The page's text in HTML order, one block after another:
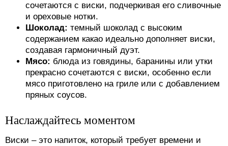
сочетаются с виски, подчеркивая его сливочные
и ореховые нотки.
Шоколад: темный шоколад с высоким
содержанием какао идеально дополняет виски,
создавая гармоничный дуэт.
Мясо: блюда из говядины, баранины или утки
прекрасно сочетаются с виски, особенно если
мясо приготовлено на гриле или с добавлением
пряных соусов.
Наслаждайтесь моментом
Виски – это напиток, который требует времени и